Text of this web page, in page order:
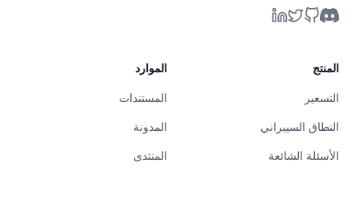
المنتج
التسعير
النطاق السيبراني
الأسئلة الشائعة
الموارد
المستندات
المدونة
المنتدى